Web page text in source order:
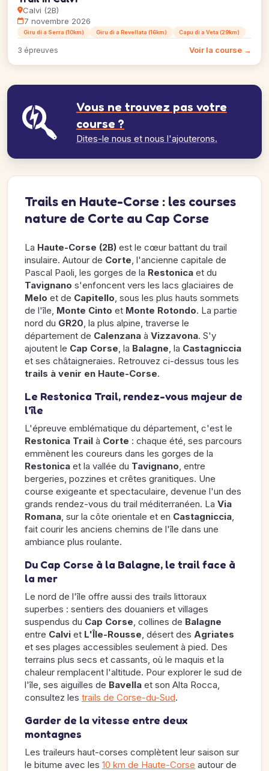
Calvi (2B)
7 novembre 2026
Giru di a Serra (10km) Giru di a Revellata (16km) Capu di a Veta (29km)
3 épreuves Voir la course →
Vous ne trouvez pas votre
course ?
Dites-le nous et nous l'ajouterons.
Trails en Haute-Corse : les courses
nature de Corte au Cap Corse
La Haute-Corse (2B) est le cœur battant du trail
insulaire. Autour de Corte, l'ancienne capitale de
Pascal Paoli, les gorges de la Restonica et du
Tavignano s'enfoncent vers les lacs glaciaires de
Melo et de Capitello, sous les plus hauts sommets
de l'île, Monte Cinto et Monte Rotondo. La partie
nord du GR20, la plus alpine, traverse le
département de Calenzana à Vizzavona. S'y
ajoutent le Cap Corse, la Balagne, la Castagniccia
et ses châtaigneraies. Retrouvez ci-dessus tous les
trails à venir en Haute-Corse.
Le Restonica Trail, rendez-vous majeur de
l'île
L'épreuve emblématique du département, c'est le
Restonica Trail à Corte : chaque été, ses parcours
emmènent les coureurs dans les gorges de la
Restonica et la vallée du Tavignano, entre
bergeries, pozzines et crêtes granitiques. Une
course exigeante et spectaculaire, devenue l'un des
grands rendez-vous du trail méditerranéen. La Via
Romana, sur la côte orientale et en Castagniccia,
fait courir les anciens chemins de l'île dans une
ambiance plus roulante.
Du Cap Corse à la Balagne, le trail face à
la mer
Le nord de l'île offre aussi des trails littoraux
superbes : sentiers des douaniers et villages
suspendus du Cap Corse, collines de Balagne
entre Calvi et L'Île-Rousse, désert des Agriates
et ses plages accessibles seulement à pied. Des
terrains plus secs et cassants, où le maquis et la
chaleur remplacent l'altitude. Pour explorer le sud de
l'île, ses aiguilles de Bavella et son Alta Rocca,
consultez les trails de Corse-du-Sud.
Garder de la vitesse entre deux
montagnes
Les traileurs haut-corses complètent leur saison sur
le bitume avec les 10 km de Haute-Corse autour de